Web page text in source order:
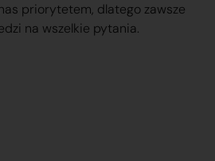
priorytetem, dlatego zawsze
na wszelkie pytania.